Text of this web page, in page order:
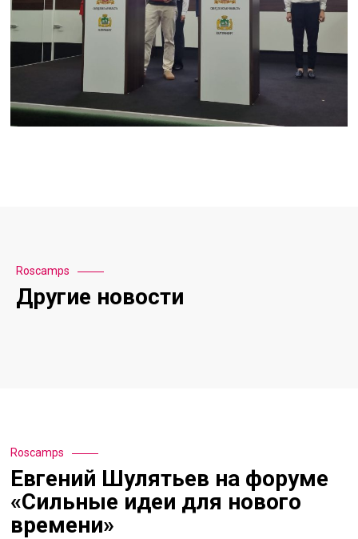
Roscamps
Другие новости
Roscamps
Евгений Шулятьев на форуме
«Сильные идеи для нового
времени»